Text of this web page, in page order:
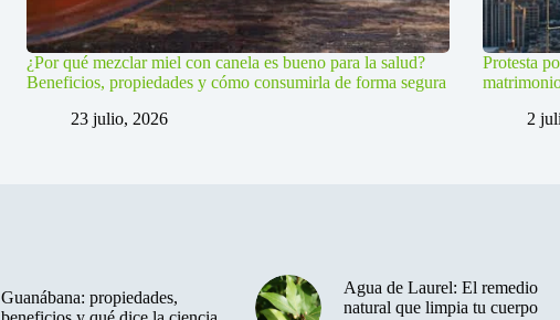
¿Por qué mezclar miel con canela es bueno para la salud?
Beneficios, propiedades y cómo consumirla de forma segura
23 julio, 2026
Protesta
2
Guanábana: propiedades,
Agua de Laurel: El remedio
natural que limpia tu cuerpo